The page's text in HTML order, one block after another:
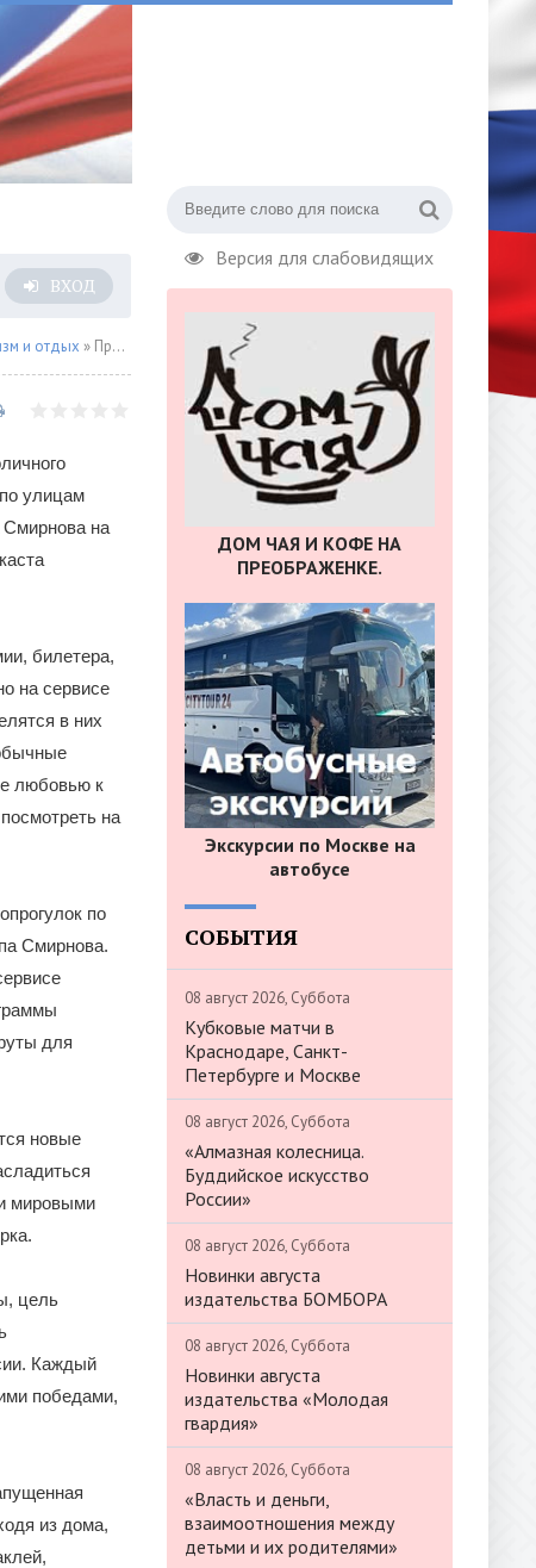
Версия для слабовидящих
ВХОД
и отдых » Проект «Москвичи»
улицам
Смирнова на
билетера,
на сервисе
в них
любовью к
на
по
Смирнова.
для
новые
мировыми
цель
Каждый
победами,
из дома,
ДОМ ЧАЯ И КОФЕ НА
ПРЕОБРАЖЕНКЕ.
Экскурсии по Москве на
автобусе
СОБЫТИЯ
08 август 2026, Суббота
Кубковые матчи в
Краснодаре, Санкт-
Петербурге и Москве
08 август 2026, Суббота
«Алмазная колесница.
Буддийское искусство
России»
08 август 2026, Суббота
Новинки августа
издательства БОМБОРА
08 август 2026, Суббота
Новинки августа
издательства «Молодая
гвардия»
08 август 2026, Суббота
«Власть и деньги,
взаимоотношения между
детьми и их родителями»